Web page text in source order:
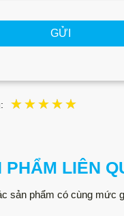
GỬI
PHẨM LIÊN
sản phẩm có cùng mức